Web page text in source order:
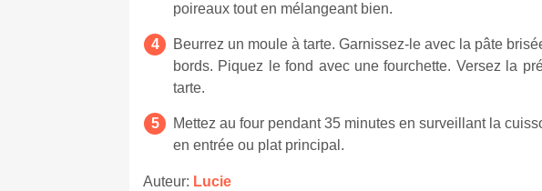
poireaux tout en mélangeant bien.
Beurrez un moule à tarte. Garnissez-le avec la pâte
bords. Piquez le fond avec une fourchette. Versez la
tarte.
Mettez au four pendant 35 minutes en surveillant la
en entrée ou plat principal.
Auteur: Lucie